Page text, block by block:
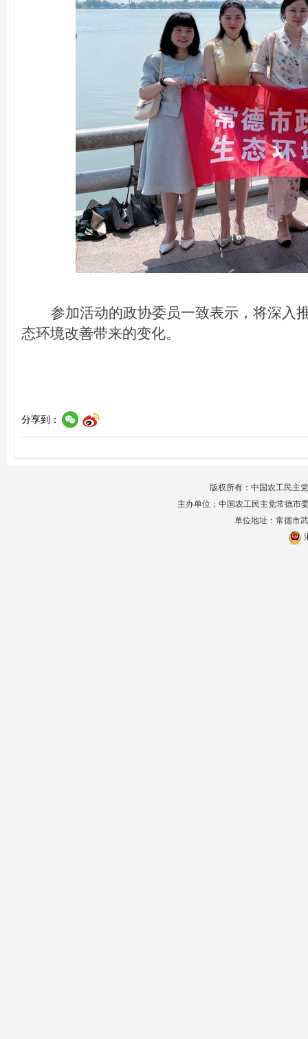
参加活动的政协委员一致表示，将深入
态环境改善带来的变化。
分享到：
版权所有：中国农工民主
主办单位：中国农工民主党常德
单位地址：常德市